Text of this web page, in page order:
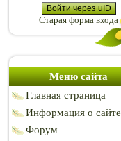
Войти через uID
Старая форма входа
Меню сайта
Главная страница
Информация о сайте
Форум